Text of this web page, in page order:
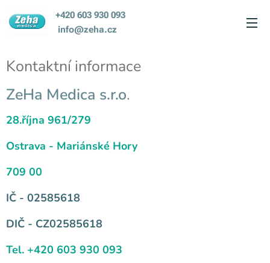
+420 603 930 093
info@zeha.cz
Kontaktní informace
ZeHa Medica s.r.o.
28.října 961/279
Ostrava - Mariánské Hory
709 00
IČ - 02585618
DIČ - CZ02585618
Tel. +420 603 930 093